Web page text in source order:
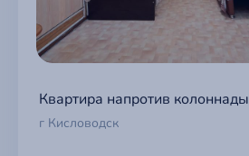
Квартира напротив колоннады
г Кисловодск